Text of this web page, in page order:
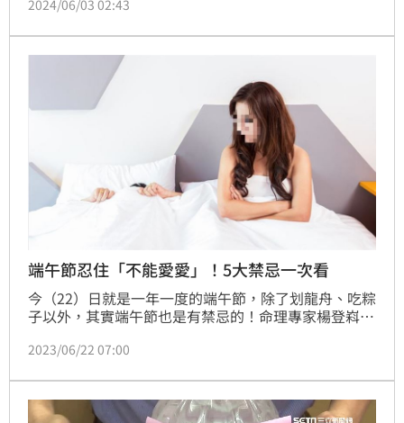
瓶與100份香包。
2024/06/03 02:43
端午節忍住「不能愛愛」！5大禁忌一次看
今（22）日就是一年一度的端午節，除了划龍舟、吃粽
子以外，其實端午節也是有禁忌的！命理專家楊登嵙老
旺」的一天，因此有5大禁忌千萬不要犯，否則恐影響
2023/06/22 07:00